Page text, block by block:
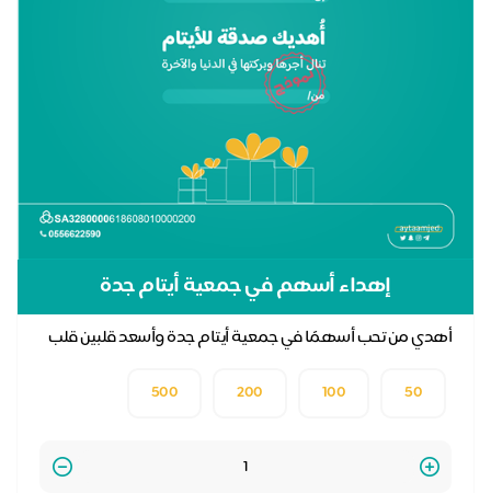
إهداء أسهم في جمعية أيتام جدة
أهدي من تحب أسهمًا في جمعية أيتام جدة وأسعد قلبين قلب
Quantity